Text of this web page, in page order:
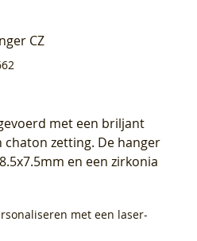
CZ
met een briljant
chaton zetting. De hanger
en een zirkonia
met een laser-